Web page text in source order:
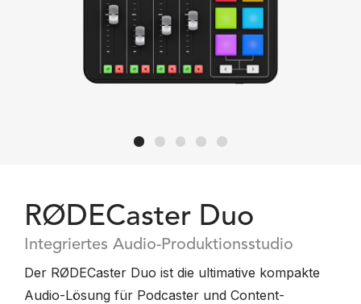
RØDECaster Duo
Integriertes Audio-Produktionsstudio
Der RØDECaster Duo ist die ultimative kompakte
Audio-Lösung für Podcaster und Content-